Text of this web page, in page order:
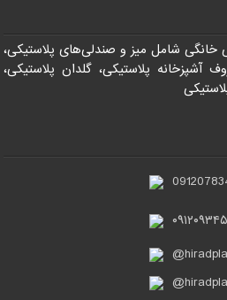
خانگی شامل میز و صندلی‌های پلاستیکی،
آشپزخانه پلاستیکی، گلدان پلاستیکی،